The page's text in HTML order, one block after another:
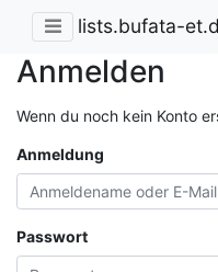
lists.bufata-
Anmelden
Wenn du noch kein Konto
Anmeldung
Passwort